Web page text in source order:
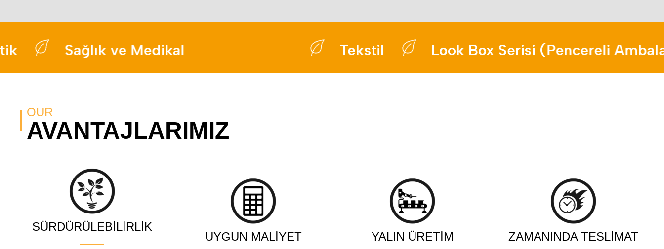
Sağlık ve Medikal Tekstil Look Box Serisi (Pencereli Ambalaj)
OUR
AVANTAJLARIMIZ
SÜRDÜRÜLEBILIRLIK
UYGUN MALIYET YALIN ÜRETIM ZAMANINDA TESLIMAT